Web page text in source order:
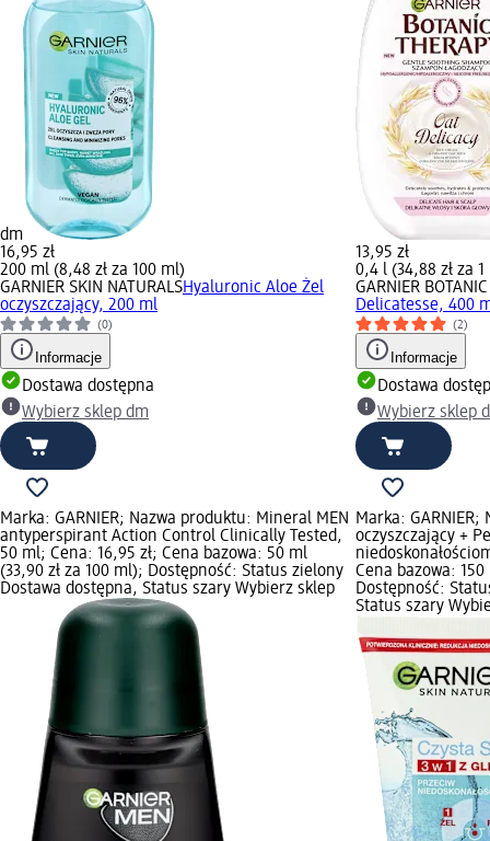
dm
16,95 zł
200 ml (8,48 zł za 100 ml)
GARNIER SKIN NATURALSHyaluronic Aloe Żel
oczyszczający, 200 ml
(0)
Informacje
Dostawa dostępna
Wybierz sklep dm
13,95 zł
0,4 l (34,88 zł za 1
GARNIER
Delicatesse, 400
(2)
Informacje
Dostawa
Wybierz sklep
Marka: GARNIER; Nazwa produktu: Mineral MEN
antyperspirant Action Control Clinically Tested,
50 ml; Cena: 16,95 zł; Cena bazowa: 50 ml
(33,90 zł za 100 ml); Dostępność: Status zielony
Dostawa dostępna, Status szary Wybierz sklep
Marka: GARNIER;
oczyszczający +
Cena bazowa: 150
Dostępność:
Status szary